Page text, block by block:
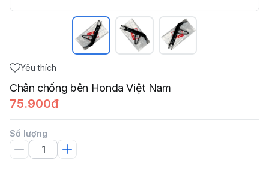
Yêu thích
Chân chống bên Honda Việt Nam
75.900đ
Số lượng